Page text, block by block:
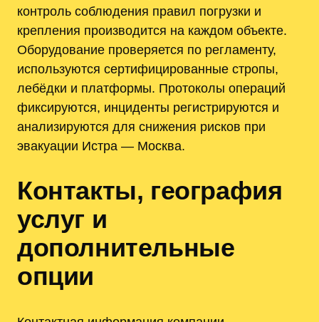
контроль соблюдения правил погрузки и
крепления производится на каждом объекте.
Оборудование проверяется по регламенту,
используются сертифицированные стропы,
лебёдки и платформы. Протоколы операций
фиксируются, инциденты регистрируются и
анализируются для снижения рисков при
эвакуации Истра — Москва.
Контакты, география
услуг и
дополнительные
опции